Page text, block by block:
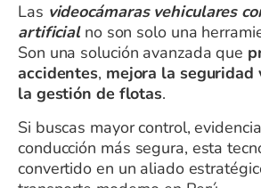
Las videocámaras vehiculares
artificialno son solo una
Son una solución avanzada que
accidentes, mejora la seguridad
la gestión de flotas.
Si buscas mayor control,
conducción más segura, esta
convertido en un aliado